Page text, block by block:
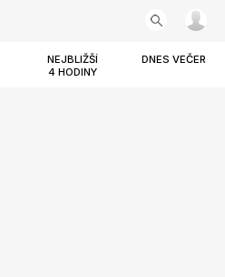
NEJBLIŽŠÍ
4 HODINY
DNES VEČER